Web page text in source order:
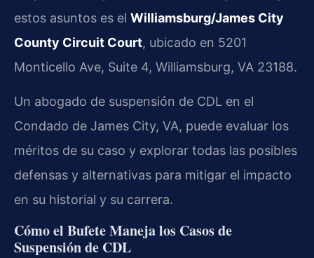
estos asuntos es el Williamsburg/James City
County Circuit Court, ubicado en 5201
Monticello Ave, Suite 4, Williamsburg, VA 23188.
Un abogado de suspensión de CDL en el
Condado de James City, VA, puede evaluar los
méritos de su caso y explorar todas las posibles
defensas y alternativas para mitigar el impacto
en su historial y su carrera.
Cómo el Bufete Maneja los Casos de
Suspensión de CDL